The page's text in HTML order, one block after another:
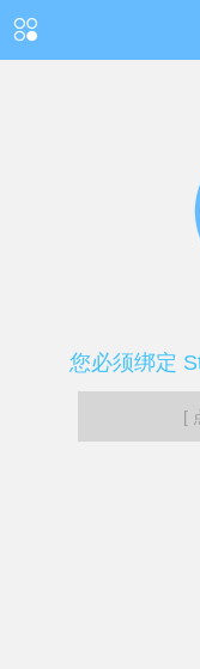
您必须绑定
[